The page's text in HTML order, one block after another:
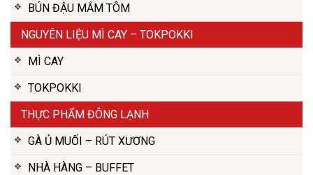
BÚN ĐẬU MẮM TÔM
NGUYÊN LIỆU MÌ CAY – TOKPOKKI
MÌ CAY
TOKPOKKI
THỰC PHẨM ĐÔNG LẠNH
GÀ Ủ MUỐI – RÚT XƯƠNG
NHÀ HÀNG – BUFFET